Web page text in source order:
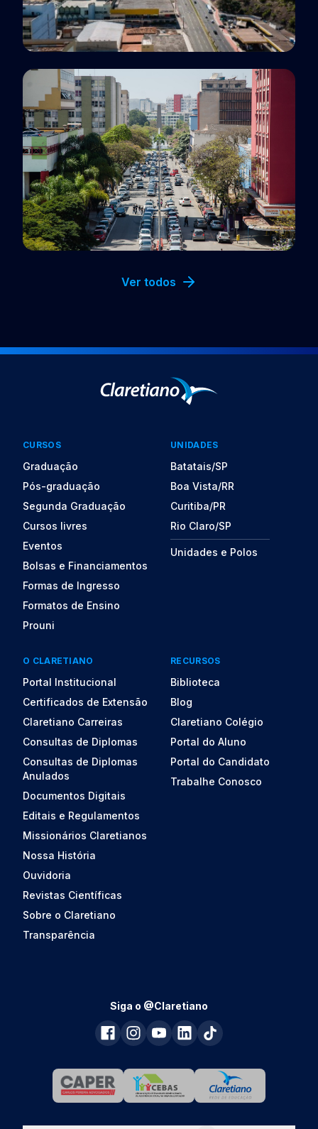
Vitória, ES
Volta Redonda, RJ
Ver todos
CURSOS
Graduação
Pós-graduação
Segunda Graduação
Cursos livres
Eventos
Bolsas e Financiamentos
Formas de Ingresso
Formatos de Ensino
Prouni
O CLARETIANO
Portal Institucional
Certificados de Extensão
Claretiano Carreiras
Consultas de Diplomas
Consultas de Diplomas
Anulados
Documentos Digitais
Editais e Regulamentos
Missionários Claretianos
Nossa História
Ouvidoria
Revistas Científicas
Sobre o Claretiano
Transparência
UNIDADES
Batatais/SP
Boa Vista/RR
Curitiba/PR
Rio Claro/SP
Unidades e Polos
RECURSOS
Biblioteca
Blog
Claretiano Colégio
Portal do Aluno
Portal do Candidato
Trabalhe Conosco
Siga o @Claretiano